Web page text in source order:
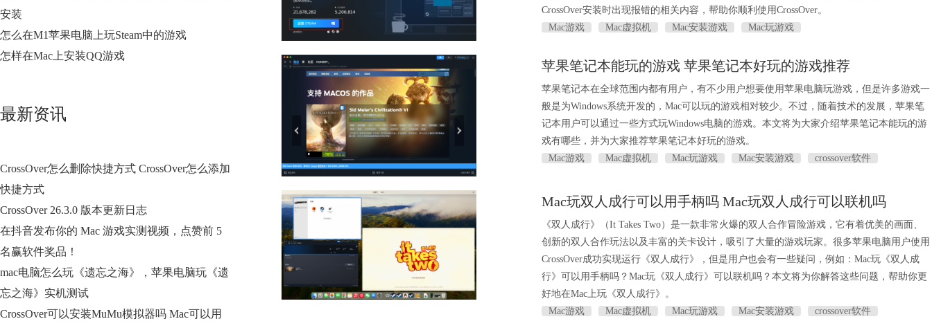
安装
怎么在M1苹果电脑上玩Steam中的游戏
怎样在Mac上安装QQ游戏
最新资讯
CrossOver怎么删除快捷方式 CrossOver怎么添加
快捷方式
CrossOver 26.3.0 版本更新日志
在抖音发布你的 Mac 游戏实测视频，点赞前 5
名赢软件奖品！
mac电脑怎么玩《遗忘之海》，苹果电脑玩《遗
忘之海》实机测试
CrossOver可以安装MuMu模拟器吗 Mac可以用
CrossOver安装时出现报错的相关内容，帮助你顺利使用CrossOver。
Mac游戏
Mac虚拟机 Mac安装游戏 Mac玩游戏
苹果笔记本能玩的游戏 苹果笔记本好玩的游戏推荐
苹果笔记本在全球范围内都有用户，有不少用户想要使用苹果电脑玩游戏，但是许多游戏一
般是为Windows系统开发的，Mac可以玩的游戏相对较少。不过，随着技术的发展，苹果笔
记本用户可以通过一些方式玩Windows电脑的游戏。本文将为大家介绍苹果笔记本能玩的游
戏有哪些，并为大家推荐苹果笔记本好玩的游戏。
Mac游戏
Mac虚拟机 Mac玩游戏 Mac安装游戏 crossover软件
Mac玩双人成行可以用手柄吗 Mac玩双人成行可以联机吗
《双人成行》（It Takes Two）是一款非常火爆的双人合作冒险游戏，它有着优美的画面、
创新的双人合作玩法以及丰富的关卡设计，吸引了大量的游戏玩家。很多苹果电脑用户使用
CrossOver成功实现运行《双人成行》，但是用户也会有一些疑问，例如：Mac玩《双人成
行》可以用手柄吗？Mac玩《双人成行》可以联机吗？本文将为你解答这些问题，帮助你更
好地在Mac上玩《双人成行》。
Mac游戏
Mac虚拟机 Mac玩游戏 Mac安装游戏 crossover软件